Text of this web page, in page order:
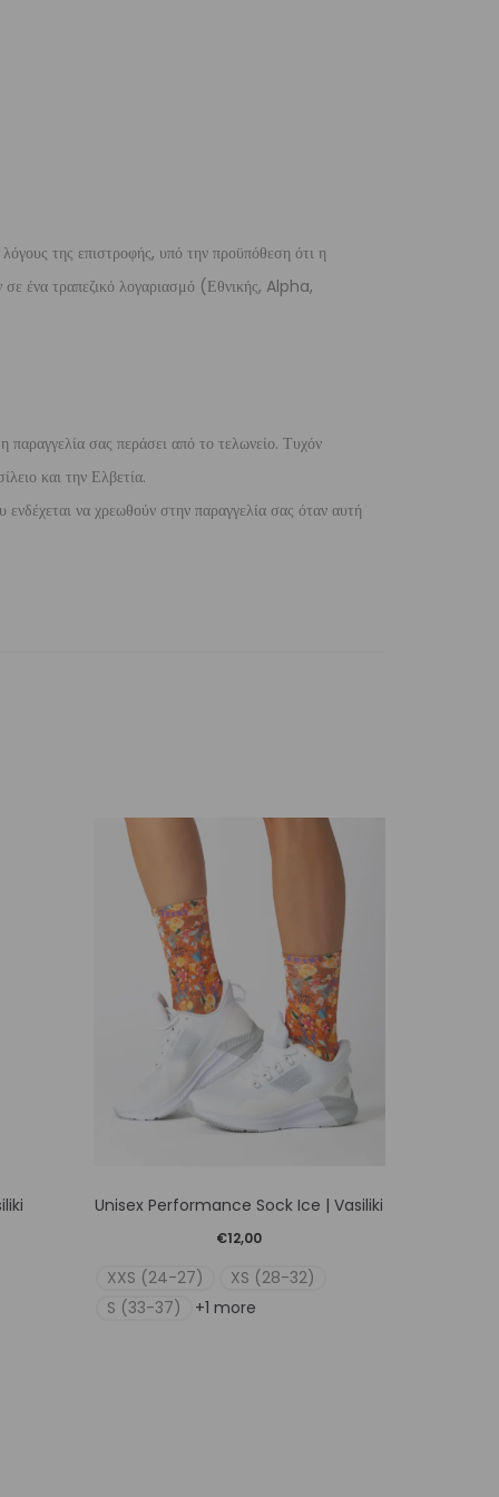
της επιστροφής, υπό την προϋπόθεση ότι η
ένα τραπεζικό λογαριασμό (Εθνικής, Alpha,
παραγγελία σας περάσει από το τελωνείο. Τυχόν
και την Ελβετία.
να χρεωθούν στην παραγγελία σας όταν αυτή
το
έχει
Unisex Performance Sock Ice | Vasiliki
€12,00
XXS (24-27)
XS (28-32)
S (33-37)
+1 more